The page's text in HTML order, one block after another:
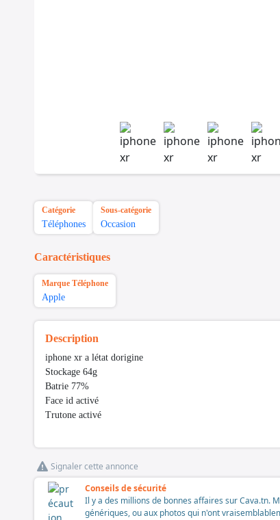
Catégorie
Téléphones
Sous-catégorie
Occasion
Caractéristiques
Marque Téléphone
Apple
Description
iphone xr a létat dorigine
Stockage 64g
Batrie 77%
Face id activé
Trutone activé
Signaler cette annonce
Conseils de sécurité
Il y a des millions de bonnes affaires sur Cava.tn.
génériques, ou aux photos qui n'ont